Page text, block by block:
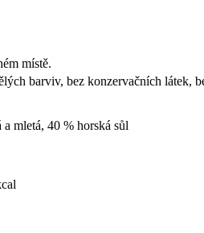
místě.
barviv, bez konzervačních látek,
mletá, 40 % horská sůl